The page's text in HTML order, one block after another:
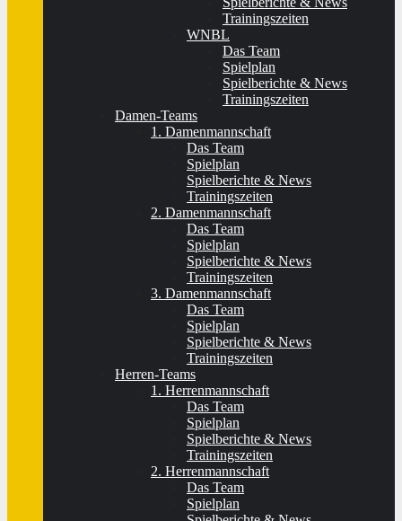
Trainingszeiten
WNBL
Das Team
Spielplan
Spielberichte & News
Trainingszeiten
Damen-Teams
1. Damenmannschaft
Das Team
Spielplan
Spielberichte & News
Trainingszeiten
2. Damenmannschaft
Das Team
Spielplan
Spielberichte & News
Trainingszeiten
3. Damenmannschaft
Das Team
Spielplan
Spielberichte & News
Trainingszeiten
Herren-Teams
1. Herrenmannschaft
Das Team
Spielplan
Spielberichte & News
Trainingszeiten
2. Herrenmannschaft
Das Team
Spielplan